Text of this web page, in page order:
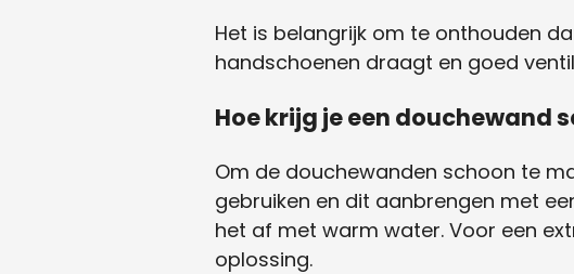
Het is belangrijk om te onthouden
handschoenen draagt en goed
Hoe krijg je een douchewand
Om de douchewanden schoon te
gebruiken en dit aanbrengen met
het af met warm water. Voor een
oplossing.